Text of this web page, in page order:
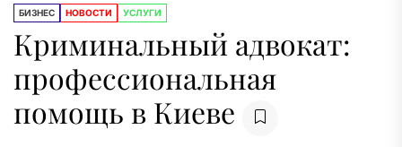
БИЗНЕС НОВОСТИ УСЛУГИ
Криминальный адвокат:
профессиональная
помощь в Киеве